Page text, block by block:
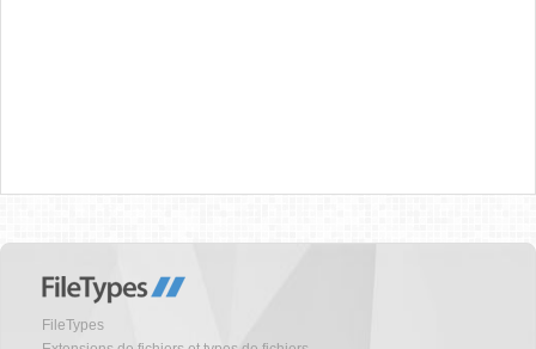
FileTypes